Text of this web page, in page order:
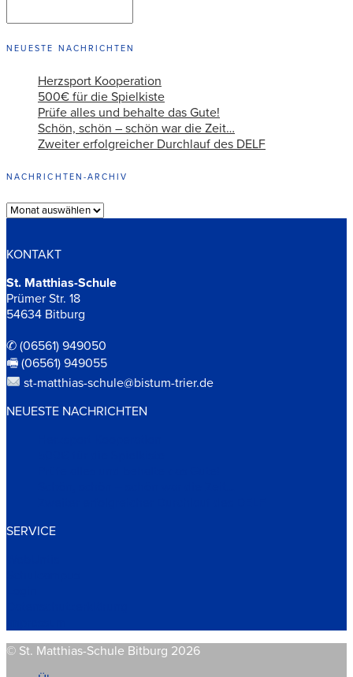
NEUESTE NACHRICHTEN
Herzsport Kooperation
500€ für die Spielkiste
Prüfe alles und behalte das Gute!
Schön, schön – schön war die Zeit…
Zweiter erfolgreicher Durchlauf des DELF
NACHRICHTEN-ARCHIV
Archiv
KONTAKT
St. Matthias-Schule
Prümer Str. 18
54634 Bitburg
✆ (06561) 949050
🖷 (06561) 949055
st-matthias-schule@bistum-trier.de
NEUESTE NACHRICHTEN
SERVICE
© St. Matthias-Schule Bitburg 2026